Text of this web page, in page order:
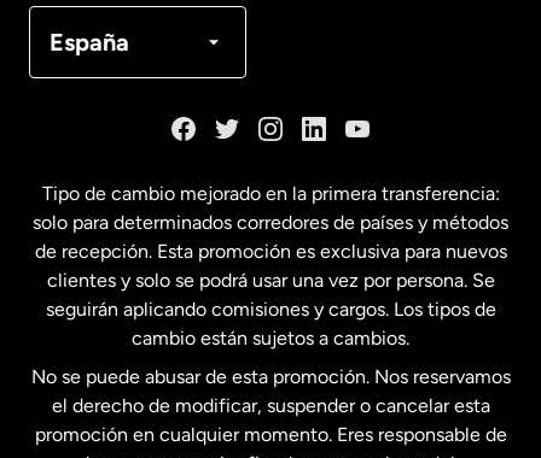
España
Français
Estados Unidos English
Estados Unidos Español
Francia
Tipo de cambio mejorado en la primera transferencia:
solo para determinados corredores de países y métodos
de recepción. Esta promoción es exclusiva para nuevos
clientes y solo se podrá usar una vez por persona. Se
seguirán aplicando comisiones y cargos. Los tipos de
cambio están sujetos a cambios.
No se puede abusar de esta promoción. Nos reservamos
el derecho de modificar, suspender o cancelar esta
promoción en cualquier momento. Eres responsable de